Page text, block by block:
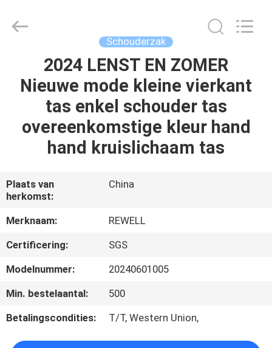
PRODUCTEN
ONGEVEER
FABRIEKSREIS
KWALITEITSCONTROLE
SITEMAP
PRIVACY
POLICY
Reserved.
Developed
Schouderzak
2024 LENST EN ZOMER
Nieuwe mode kleine vierkant
tas enkel schouder tas
overeenkomstige kleur hand
hand kruislichaam tas
Plaats van
herkomst:
China
Merknaam:
REWELL
Certificering:
SGS
Modelnummer:
20240601005
Min. bestelaantal:
500
Betalingscondities:
T/T, Western Union,